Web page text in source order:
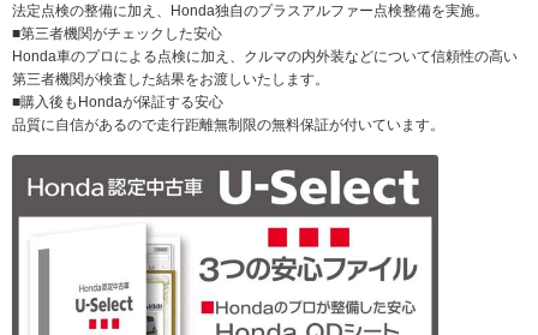
法定点検の整備に加え、Honda独自のプラスアルファー点検整備を実施。
■第三者機関がチェックした安心
Honda車のプロによる点検に加え、クルマの内外装などについて信頼性の高い
第三者機関が検査した結果をお渡しいたします。
■購入後もHondaが保証する安心
品質に自信があるので走行距離無制限の無料保証が付いています。